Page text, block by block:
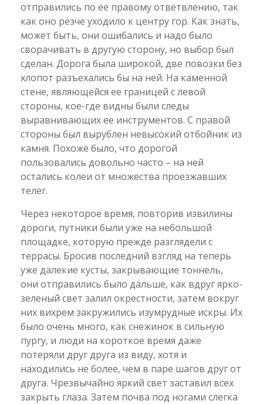
отправились по ее правому ответвлению, так
как оно резче уходило к центру гор. Как знать,
может быть, они ошибались и надо было
сворачивать в другую сторону, но выбор был
сделан. Дорога была широкой, две повозки без
хлопот разъехались бы на ней. На каменной
стене, являющейся ее границей с левой
стороны, кое-где видны были следы
выравнивающих ее инструментов. С правой
стороны был вырублен невысокий отбойник из
камня. Похоже было, что дорогой
пользовались довольно часто – на ней
остались колеи от множества проезжавших
телег.
Через некоторое время, повторив извилины
дороги, путники были уже на небольшой
площадке, которую прежде разглядели с
террасы. Бросив последний взгляд на теперь
уже далекие кусты, закрывающие тоннель,
они отправились было дальше, как вдруг ярко-
зеленый свет залил окрестности, затем вокруг
них вихрем закружились изумрудные искры. Их
было очень много, как снежинок в сильную
пургу, и люди на короткое время даже
потеряли друг друга из виду, хотя и
находились не более, чем в паре шагов друг от
друга. Чрезвычайно яркий свет заставил всех
закрыть глаза. Затем почва под ногами слегка